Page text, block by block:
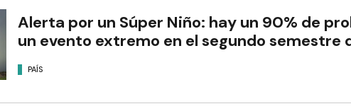
Alerta por un Súper Niño: hay un 90% de
un evento extremo en el segundo semestre
PAÍS